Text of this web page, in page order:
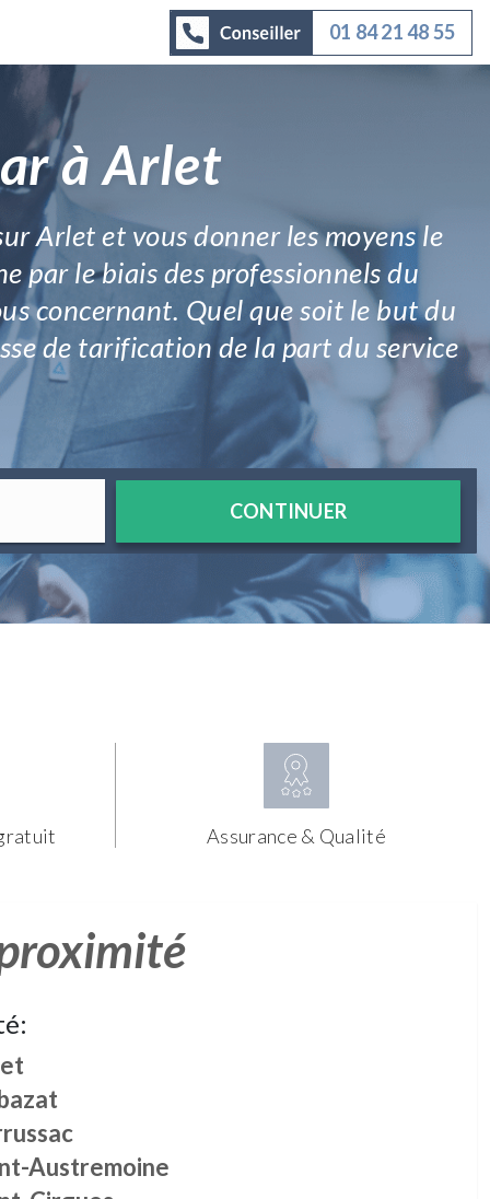
01 84 21 48 55
à Arlet
Arlet et vous donner les moyens le
par le biais des professionnels du
concernant. Quel que soit le but du
de tarification de la part du service
CONTINUER
Assurance & Qualité
Austremoine